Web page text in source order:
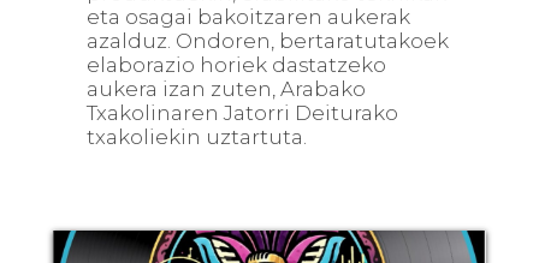
eta osagai bakoitzaren aukerak
azalduz. Ondoren, bertaratutakoek
elaborazio horiek dastatzeko
aukera izan zuten, Arabako
Txakolinaren Jatorri Deiturako
txakoliekin uztartuta.